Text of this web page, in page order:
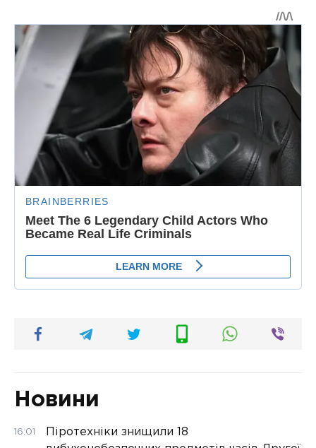
Новини
16:01
Піротехніки знищили 18